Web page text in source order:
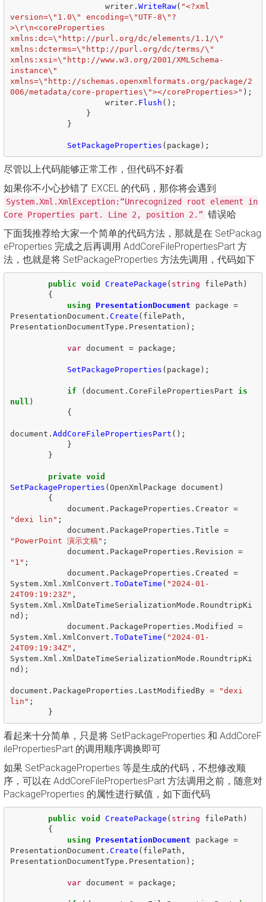
writer. WriteRaw( "<?xml
version=\"1.0\" encoding=\"UTF-8\"?
>\r\n<coreProperties
xmlns:dc=\"http://purl.org/dc/elements/1.1/\"
xmlns:dcterms=\"http://purl.org/dc/terms/\"
xmlns:xsi=\"http://www.w3.org/2001/XMLSchema-
instance\"
xmlns=\"http://schemas.openxmlformats.org/package/2
006/metadata/core-properties\"></coreProperties>" );
writer. Flush ();
}
}
SetPackageProperties ( package );
尽管以上代码能够正常工作，但代码不好看
如果你不小心抄错了 EXCEL 的代码，那你将会遇到
System.Xml.XmlException:“Unrecognized root element in
Core Properties part. Line 2, position 2.” 错误哈
下面我推荐给大家一个简单的代码方法，那就是在 SetPackag
eProperties 完成之后再调用 AddCoreFilePropertiesPart 方
法，也就是将 SetPackageProperties 方法先调用，代码如下
public void CreatePackage ( string filePath )
{
using
PresentationDocument package =
PresentationDocument . Create ( filePath ,
PresentationDocumentType . Presentation );
var document = package ;
SetPackageProperties ( package );
if (document . CoreFilePropertiesPart
is
null )
{
document . AddCoreFilePropertiesPart ();
}
}
private void
SetPackageProperties (OpenXmlPackage document )
{
document . PackageProperties . Creator =
"dexi lin" ;
document . PackageProperties . Title =
"PowerPoint 演示文稿" ;
document . PackageProperties . Revision =
"1" ;
document . PackageProperties . Created
=
System. Xml . XmlConvert . ToDateTime ( "2024-01-
24T09:19:23Z" ,
System. Xml . XmlDateTimeSerializationMode . RoundtripKi
nd );
document . PackageProperties . Modified
=
System. Xml . XmlConvert . ToDateTime ( "2024-01-
24T09:19:34Z" ,
System. Xml . XmlDateTimeSerializationMode . RoundtripKi
nd );
document . PackageProperties . LastModifiedBy =
"dexi
lin" ;
}
看起来十分简单，只是将 SetPackageProperties 和 AddCoreF
ilePropertiesPart 的调用顺序调换即可
如果 SetPackageProperties 等是生成的代码，不想修改顺
序，可以在 AddCoreFilePropertiesPart 方法调用之前，随意对
PackageProperties 的属性进行赋值，如下面代码
public void CreatePackage ( string filePath )
{
using
PresentationDocument package =
PresentationDocument . Create ( filePath ,
PresentationDocumentType . Presentation );
var document = package ;